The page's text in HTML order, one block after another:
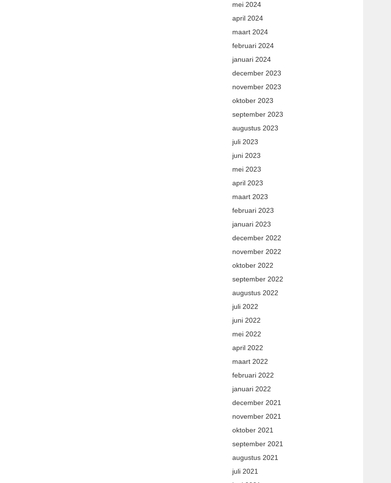
mei 2024
april 2024
maart 2024
februari 2024
januari 2024
december 2023
november 2023
oktober 2023
september 2023
augustus 2023
juli 2023
juni 2023
mei 2023
april 2023
maart 2023
februari 2023
januari 2023
december 2022
november 2022
oktober 2022
september 2022
augustus 2022
juli 2022
juni 2022
mei 2022
april 2022
maart 2022
februari 2022
januari 2022
december 2021
november 2021
oktober 2021
september 2021
augustus 2021
juli 2021